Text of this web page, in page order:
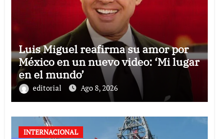
Luis Miguel reafirma su amor por
México en un nuevo video: ‘Mi lugar
en el mundo’
editorial Ago 8, 2026
INTERNACIONAL